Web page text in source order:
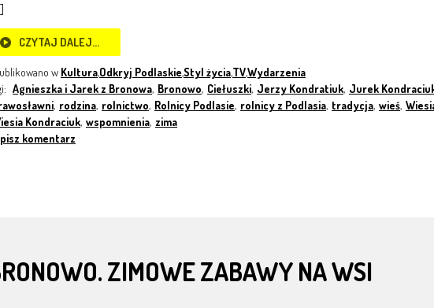
CZYTAJ DALEJ…
w Kultura,Odkryj Podlaskie,Styl życia,TV,Wydarzenia
Agnieszka i Jarek z Bronowa, Bronowo, Ciełuszki, Jerzy Kondratiuk, Jurek
, rodzina, rolnictwo, Rolnicy Podlasie, rolnicy z Podlasia, tradycja, wieś,
Kondraciuk, wspomnienia, zima
komentarz
ZIMOWE ZABAWY NA WSI